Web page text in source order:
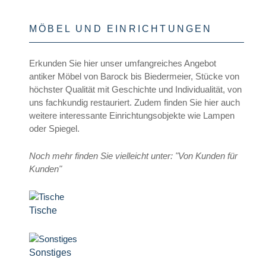
MÖBEL UND EINRICHTUNGEN
Erkunden Sie hier unser umfangreiches Angebot
antiker Möbel von Barock bis Biedermeier, Stücke von
höchster Qualität mit Geschichte und Individualität, von
uns fachkundig restauriert. Zudem finden Sie hier auch
weitere interessante Einrichtungsobjekte wie Lampen
oder Spiegel.
Noch mehr finden Sie vielleicht unter: "Von Kunden für
Kunden"
Tische
Sonstiges